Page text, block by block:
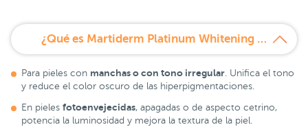
¿Qué es Martiderm Platinum Whitening Mask Promoción Duplo 2x1?
Para pieles con manchas o con tono irregular . Unifica el tono
y reduce el color oscuro de las hiperpigmentaciones.
En pieles fotoenvejecidas, apagadas o de aspecto cetrino,
potencia la luminosidad y mejora la textura de la piel.